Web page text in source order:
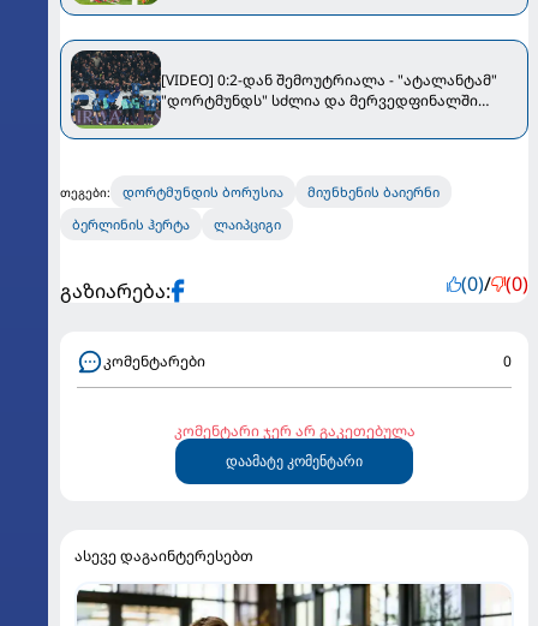
[VIDEO] 0:2-დან შემოუტრიალა - "ატალანტამ"
"დორტმუნდს" სძლია და მერვედფინალში
თეგები: დორტმუნდის ბორუსია
მიუნხენის ბაიერნი
ბერლინის ჰერტა
ლაიპციგი
გაზიარება: (0)/ (0)
კომენტარები 0
კომენტარი ჯერ არ გაკეთებულა
დაამატე კომენტარი
ასევე დაგაინტერესებთ